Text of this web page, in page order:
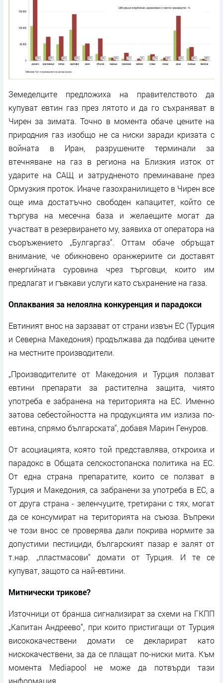
Земеделците предложиха на правителството да
купуват евтин газ през лятото и да го съхраняват в
Чирен за зимата. Точно в момента обаче цените на
природния газ изобщо не са ниски заради кризата с
войната в Иран, разрушените терминали за
втечняване на газ в региона на Близкия изток от
ударите на САЩ и затрудненото преминаване през
Ормузкия проток. Иначе газохранилището в Чирен все
още има достатъчно свободен капацитет, който се
търгува на месечна база и желаещите могат да
участват в резервирането му, заявиха от оператора на
съоръжението „Булгаргаз“. Оттам обаче обръщат
внимание, че обикновено оранжериите си доставят
енергийната суровина чрез търговци, които им
предлагат и гъвкави услуги като съхранение на газа.
Оплаквания за нелоялна конкуренция и парадокси
Евтиният внос на зарзават от страни извън ЕС (Турция
и Северна Македония) продължава да подбива цените
на местните производители.
„Производителите от Македония и Турция ползват
евтини препарати за растителна защита, чиято
употреба е забранена на територията на ЕС. Именно
затова себестойността на продукцията им излиза по-
евтина, спрямо българската“, добавя Марин Генуров.
От асоциацията, която той представлява, откроиха и
парадокс в Общата селскостопанска политика на ЕС.
От една страна препаратите, които се ползват в
Турция и Македония, са забранени за употреба в ЕС, а
от друга страна - зеленчуците, третирани с тях, могат
да се консумират на територията на съюза. Въпреки
че този внос се проверява дали покрива нормите за
допустими пестициди, българският пазар е залят от
т.нар. „пластмасови“ домати от Турция. И те се
купуват, защото са най-евтини.
Митнически трикове?
Източници от бранша сигнализират за схеми на ГКПП
„Капитан Андреево“, при които пристигащи от Турция
висококачествени домати се декларират като
нискокачествени, за да се плащат по-ниски мита. Към
момента Mediapool не може да потвърди тази
информация.